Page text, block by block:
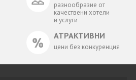
разнообразие от
качествени хотели
и услуги
АТРАКТИВНИ
цени без конкуренция